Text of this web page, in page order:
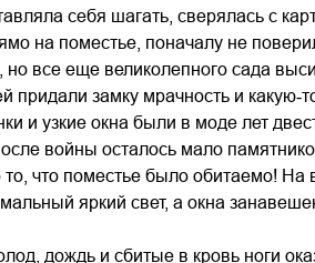
себя шагать, сверялась с
на поместье, поначалу не
но все еще великолепного сада
придали замку мрачность и
и узкие окна были в моде лет
войны осталось мало
что поместье было обитаемо! На
яркий свет, а окна
дождь и сбитые в кровь ноги